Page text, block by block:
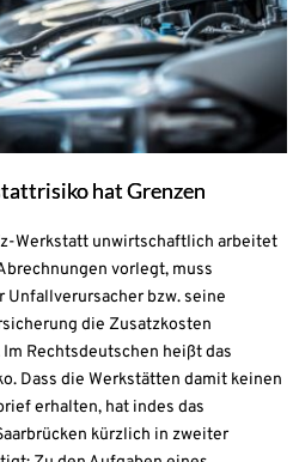
hat Grenzen
Werkstatt unwirtschaftlich arbeitet
vorlegt, muss
Unfallverursacher bzw. seine
die Zusatzkosten
Rechtsdeutschen heißt das
Dass die Werkstätten damit keinen
erhalten, hat indes das
kürzlich in zweiter